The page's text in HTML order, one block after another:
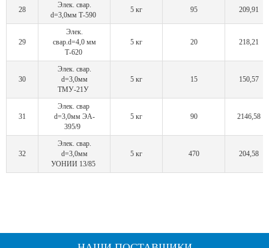
28
Элек. свар.
d=3,0мм Т-590
5 кг 95 209,91
29
Элек.
свар.d=4,0 мм
Т-620
5 кг 20 218,21
30
Элек. свар.
d=3,0мм
ТМУ-21У
5 кг 15 150,57
31
Элек. свар
d=3,0мм ЭА-
395/9
5 кг 90 2146,58
32
Элек. свар.
d=3,0мм
УОНИИ 13/85
5 кг 470 204,58